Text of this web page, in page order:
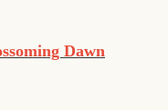
Dawn